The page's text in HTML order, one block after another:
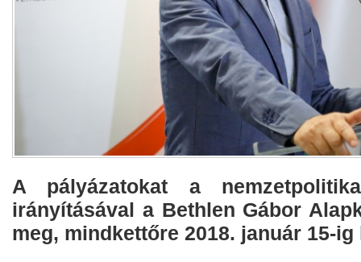
A pályázatokat a
irányításával a Bethlen Gábor
meg, mindkettőre 2018. január 15-